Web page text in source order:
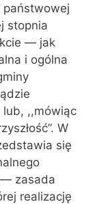
stopnia
— jak
i ogólna
lub, ,,mówiąc
W
się
zasada
realizację